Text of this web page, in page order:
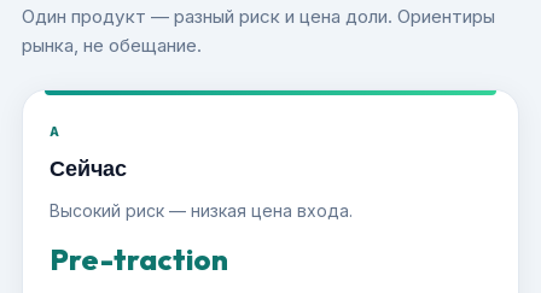
Один продукт — разный риск и цена доли. Ориентиры
рынка, не обещание.
A
Сейчас
Высокий риск — низкая цена входа.
Pre-traction